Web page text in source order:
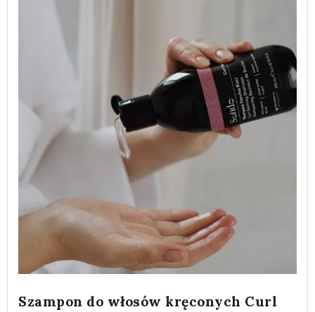
Szampon do włosów kręconych Curl